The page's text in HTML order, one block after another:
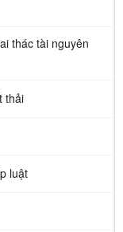
thác tài nguyên
thải
luật